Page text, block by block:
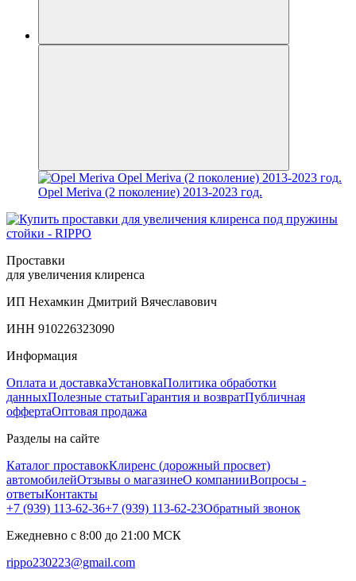
Opel Meriva (2 поколение) 2013-2023 год.
Проставки
для увеличения клиренса
ИП Нехамкин Дмитрий Вячеславович
ИНН 910226323090
Информация
Оплата и доставкаУстановкаПолитика обработки
данныхПолезные статьиГарантия и возвратПубличная
оффертаОптовая продажа
Разделы на сайте
Каталог проставокКлиренс (дорожный просвет)
автомобилейОтзывы о магазинеО компанииВопросы -
ответыКонтакты
+7 (939) 113-62-36+7 (939) 113-62-23Обратный звонок
Ежедневно с 8:00 до 21:00 МСК
rippo230223@gmail.com